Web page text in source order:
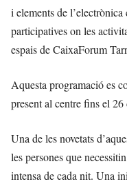
i elements de
participatives on les
espais de CaixaForum
Aquesta programació es
present al centre fins el
Una de les novetats
les persones que
intensa de cada nit. Una